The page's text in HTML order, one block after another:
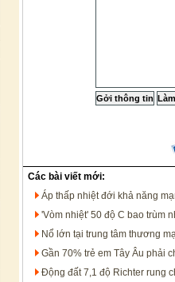
Các bài viết mới:
Áp thấp nhiệt đới khả năng
'Vòm nhiệt' 50 độ C bao trùm
Nổ lớn tại trung tâm thương
Gần 70% trẻ em Tây Âu phải
Động đất 7,1 độ Richter rung